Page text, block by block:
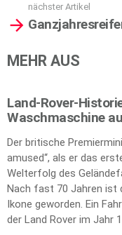
nächster Artikel
MEHR AUS
Land-Rover-
Waschmaschine
Der britische
amused“, als er das
Welterfolg des
Nach fast 70 Jahren ist
Ikone geworden. Ein
der Land Rover im Jahr